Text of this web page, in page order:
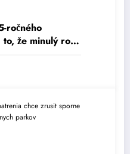
ročného
že minulý rok
do davu ľudí.